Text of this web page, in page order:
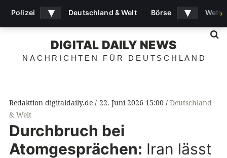
DIGITAL DAILY NEWS
NACHRICHTEN FÜR DEUTSCHLAND
Redaktion digitaldaily.de 22. Juni 2026 15:00
Deutschland
& Welt
Durchbruch bei
Atomgesprächen: Iran lässt
Polizei ▾ Deutschland & Welt Börse ▾ ›